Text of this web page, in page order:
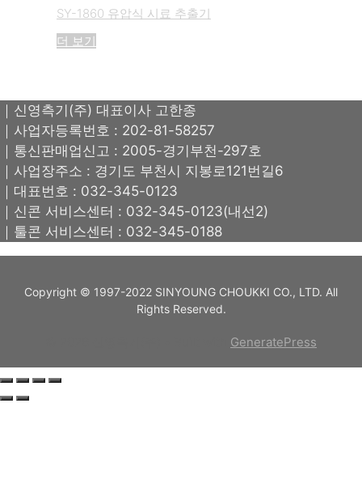
SY-1860 유압식 시료 추출기
더 보기
｜신영측기(주) 대표이사 고한종
｜사업자등록번호 : 202-81-58257
｜통신판매업신고 : 2005-경기부천-297호
｜사업장주소 : 경기도 부천시 지봉로121번길6
｜대표번호 : 032-345-0123
｜신콘 서비스센터 : 032-345-0123(내선2)
｜툴콘 서비스센터 : 032-345-0188
Copyright © 1997-2022 SINYOUNG CHOUKKI CO., LTD. All
Rights Reserved.
GeneratePress